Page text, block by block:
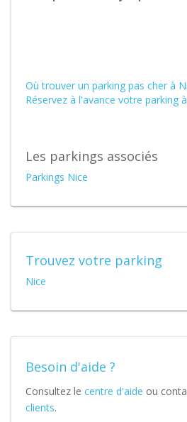
Où trouver un parking pas cher à
Réservez à l'avance votre parking
Les parkings associés
Parkings Nice
Trouvez votre parking
Nice
Besoin d'aide ?
Consultez le centre d'aide ou
clients.